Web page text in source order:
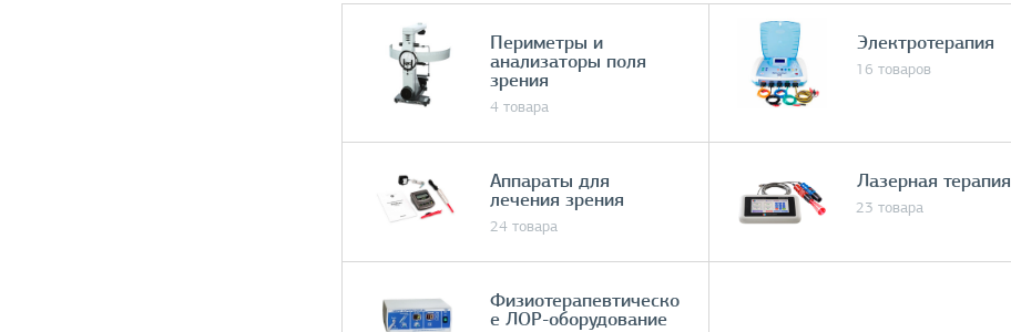
Периметры и
анализаторы поля
зрения
4 товара
Электротерапия
16 товаров
Аппараты для
лечения зрения
24 товара
Лазерная терапия
23 товара
Физиотерапевтическо
е ЛОР-оборудование